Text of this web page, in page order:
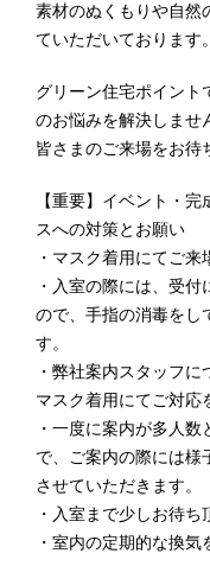
素材のぬくもりや自然
ていただいております。
グリーン住宅ポイント
のお悩みを解決しませ
皆さまのご来場をお待
【重要】イベント・
スへの対策とお願い
・マスク着用にてご来
・入室の際には、受
ので、手指の消毒をし
す。
・弊社案内スタッフ
マスク着用にてご対応
・一度に案内が多人
で、ご案内の際には様
させていただきます。
・入室まで少しお待ち
・室内の定期的な換気